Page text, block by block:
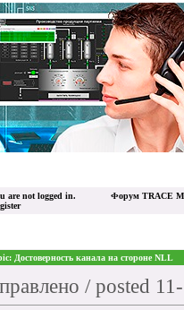
are not logged in.
Форум TRACE
Достоверность канала на стороне NLL
/ posted